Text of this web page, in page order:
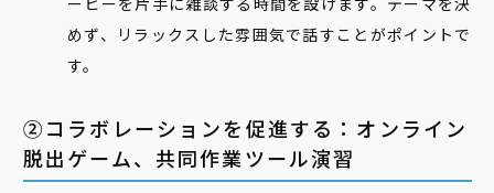
めず、リラックスした雰囲気で話すことがポイントで
す。
②コラボレーションを促進する：オンライン
脱出ゲーム、共同作業ツール演習